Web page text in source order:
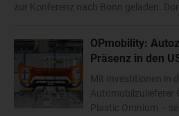
zur Konferenz nach Bonn geladen.
OPmobility:
Präsenz in den
Mit Investitionen in
Automobilzulieferer
Plastic Omnium –